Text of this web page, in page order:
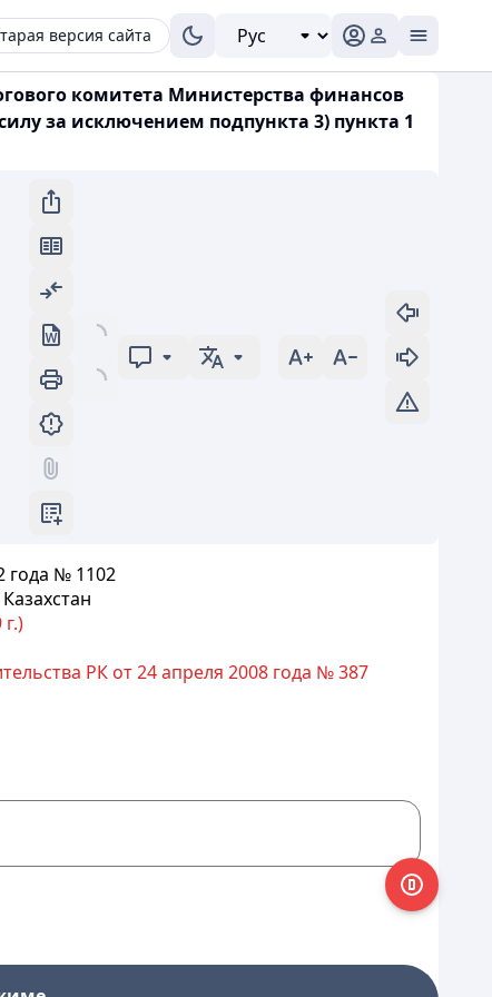
версия сайта
комитета Министерства финансов
за исключением подпункта 3) пункта 1
года № 1102
Казахстан
РК от 24 апреля 2008 года № 387